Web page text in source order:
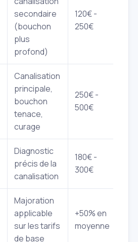
secondaire
(bouchon
plus
profond)
120€ -
250€
Canalisation
principale,
bouchon
tenace,
curage
250€ -
500€
Diagnostic
précis de la
canalisation
180€ -
300€
Majoration
applicable
sur les tarifs
de base
+50% en
moyenne